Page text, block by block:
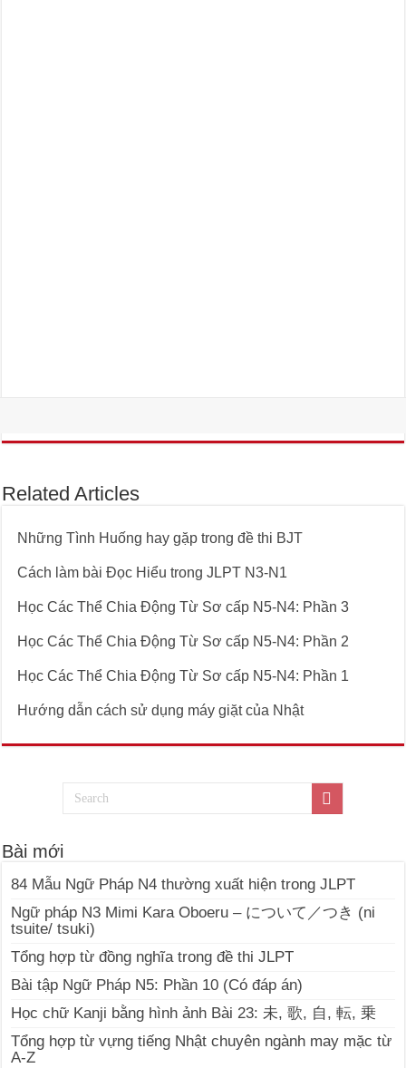
Related Articles
Những Tình Huống hay gặp trong đề thi BJT
Cách làm bài Đọc Hiểu trong JLPT N3-N1
Học Các Thể Chia Động Từ Sơ cấp N5-N4: Phần 3
Học Các Thể Chia Động Từ Sơ cấp N5-N4: Phần 2
Học Các Thể Chia Động Từ Sơ cấp N5-N4: Phần 1
Hướng dẫn cách sử dụng máy giặt của Nhật
Bài mới
84 Mẫu Ngữ Pháp N4 thường xuất hiện trong JLPT
Ngữ pháp N3 Mimi Kara Oboeru – について／つき (ni
tsuite/ tsuki)
Tổng hợp từ đồng nghĩa trong đề thi JLPT
Bài tập Ngữ Pháp N5: Phần 10 (Có đáp án)
Học chữ Kanji bằng hình ảnh Bài 23: 未, 歌, 自, 転, 乗
Tổng hợp từ vựng tiếng Nhật chuyên ngành may mặc từ
A-Z